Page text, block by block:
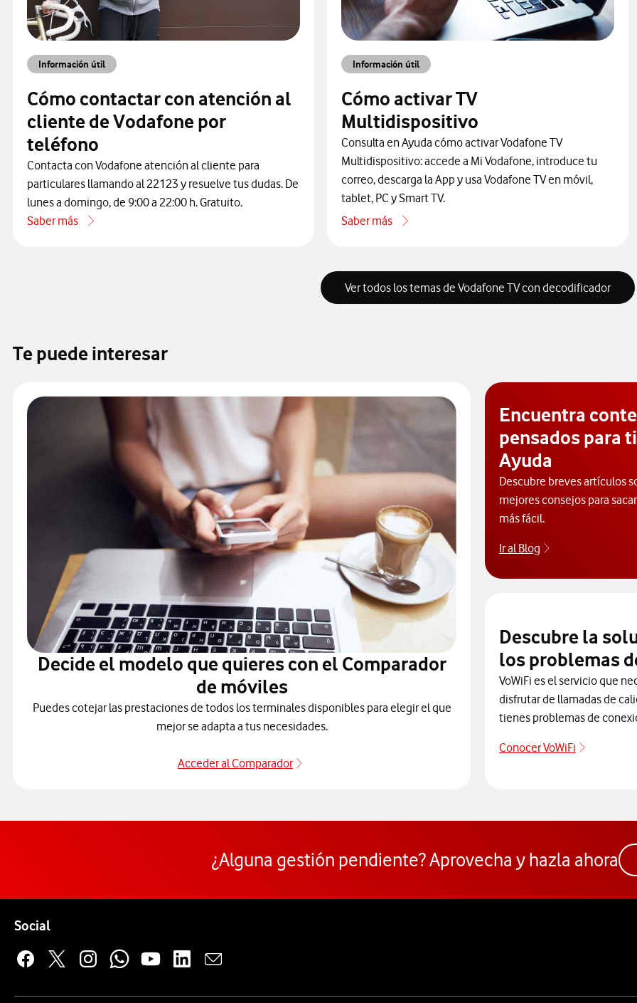
Información útil
Cómo contactar con atención al
cliente de Vodafone por
teléfono
Contacta con Vodafone atención al cliente para
particulares llamando al 22123 y resuelve tus dudas. De
lunes a domingo, de 9:00 a 22:00 h. Gratuito.
Saber más
acerca de Cómo contactar con atención al cliente de Vodafone por teléfono
Información útil
Cómo activar TV
Multidispositivo
Consulta en Ayuda cómo activar Vodafone TV
Multidispositivo: accede a Mi Vodafone, introduce tu
correo, descarga la App y usa Vodafone TV en móvil,
tablet, PC y Smart TV.
Saber más
acerca de Cómo activar TV Multidispositivo
Ver todos los temas de Vodafone TV con decodificador
Te puede interesar
Decide el modelo que quieres con el Comparador
de móviles
Puedes cotejar las prestaciones de todos los terminales disponibles para elegir el que
mejor se adapta a tus necesidades.
Acceder al Comparador
Encuentra
pensados para
Ayuda
Descubre breves artículos
mejores consejos para
más fácil.
Ir al Blog
Descubre el
Descubre la
los problemas
VoWiFi es el servicio que
disfrutar de llamadas de
tienes problemas de
Conocer VoWiFi
¿Alguna gestión pendiente? Aprovecha y hazla ahora
SocialEnlaces a las redes sociales de Vodafone